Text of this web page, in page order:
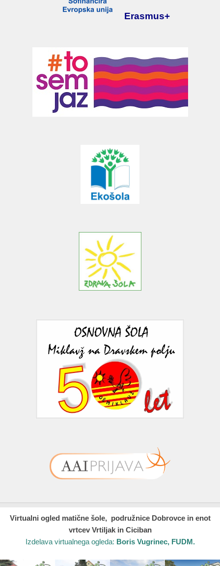
Erasmus+
Virtualni ogled matične šole, podružnice Dobrovce in enot
vrtcev Vrtiljak in Ciciban
Izdelava virtualnega ogleda: Boris Vugrinec, FUDM.